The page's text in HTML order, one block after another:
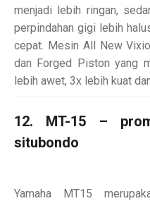
menjadi lebih ringan,
perpindahan gigi lebih
cepat. Mesin All New
dan Forged Piston yang
lebih awet, 3x lebih kuat
12. MT-15 –
situbondo
Yamaha MT15